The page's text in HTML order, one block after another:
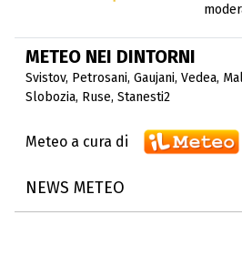
METEO NEI DINTORNI
Svistov, Petrosani, Gaujani, Vedea,
Slobozia, Ruse, Stanesti2
Meteo a cura di
NEWS METEO